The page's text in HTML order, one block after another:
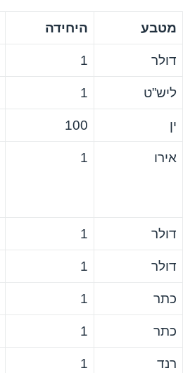
מטבע היחידה
דולר 1
ליש”ט 1
ין 100
אירו 1
דולר 1
דולר 1
כתר 1
כתר 1
רנד 1